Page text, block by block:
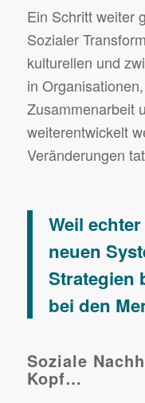
Ein Schritt weiter
Sozialer
kulturellen und
in
Zusammenarbeit
weiterentwickelt
Veränderungen
Weil
neuen
Strategien
bei den
Soziale
Kopf…